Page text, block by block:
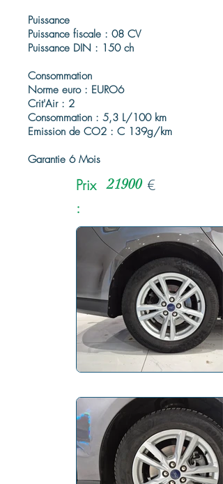
Puissance
Puissance fiscale : 08 CV
Puissance DIN : 150 ch
Consommation
Norme euro : EURO6
Crit'Air : 2
Consommation : 5,3 L/100 km
Emission de CO2 : C 139g/km
Garantie 6 Mois
Prix
:
21900 €